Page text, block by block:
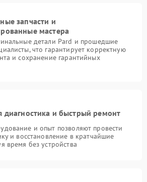
запчасти и
мастера
детали Pard и прошедшие
что гарантирует корректную
и сохранение гарантийных
диагностика и быстрый ремонт
и опыт позволяют провести
и восстановление в кратчайшие
время без устройства